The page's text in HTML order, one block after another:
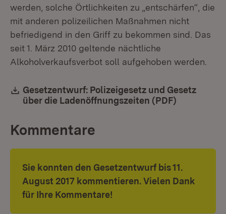
werden, solche Örtlichkeiten zu „entschärfen“, die
mit anderen polizeilichen Maßnahmen nicht
befriedigend in den Griff zu bekommen sind. Das
seit 1. März 2010 geltende nächtliche
Alkoholverkaufsverbot soll aufgehoben werden.
Download:
Gesetzentwurf: Polizeigesetz und Gesetz
über die Ladenöffnungszeiten (PDF)
Kommentare
Sie konnten den Gesetzentwurf bis 11.
August 2017 kommentieren. Vielen Dank
für Ihre Kommentare!